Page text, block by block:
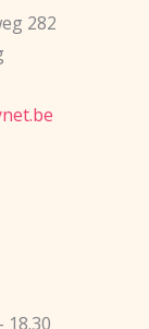
282
18.30